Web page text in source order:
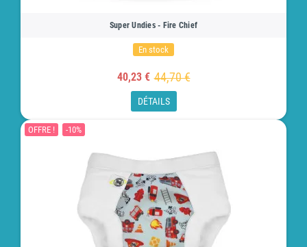
Super Undies - Fire Chief
En stock
40,23 € 44,70 €
DÉTAILS
OFFRE ! -10%